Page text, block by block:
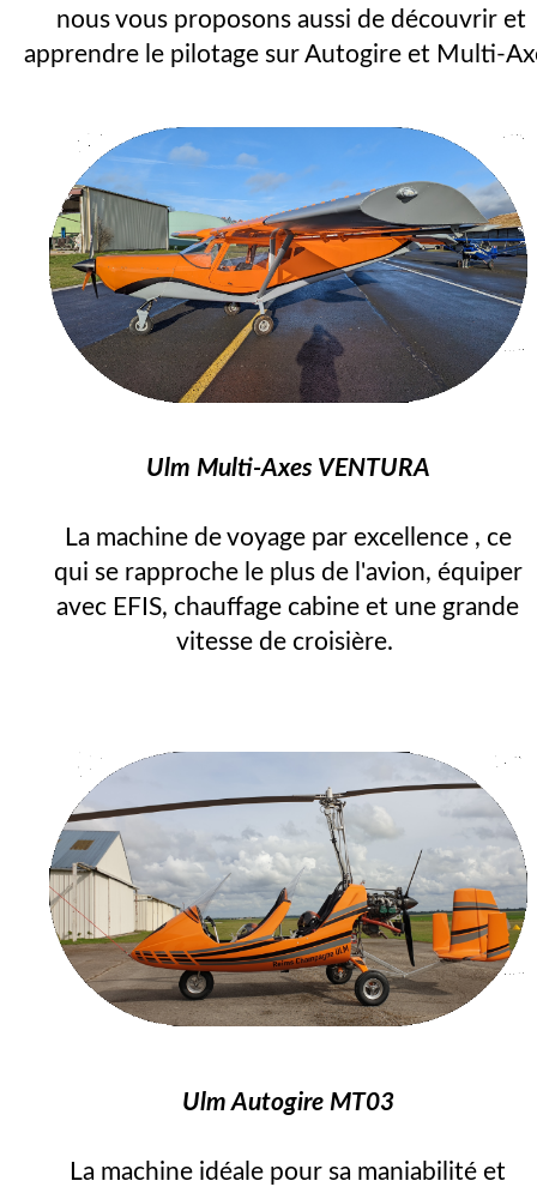
nous vous proposons aussi de découvrir et
apprendre le pilotage sur Autogire et Multi-
Ulm Multi-Axes VENTURA
La machine de voyage par excellence , ce
qui se rapproche le plus de l'avion, équiper
avec EFIS, chauffage cabine et une grande
vitesse de croisière.
Ulm Autogire MT03
La machine idéale pour sa maniabilité et